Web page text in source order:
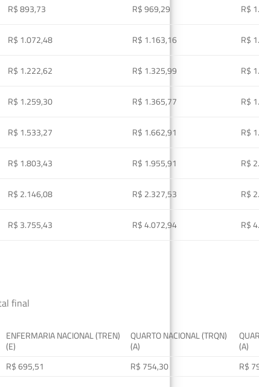
R$ 893,73 R$ 969,29
R$
R$ 1.072,48 R$ 1.163,16
R$
R$ 1.222,62 R$ 1.325,99
R$
R$ 1.259,30 R$ 1.365,77
R$
R$ 1.533,27 R$ 1.662,91
R$
R$ 1.803,43 R$ 1.955,91
R$
R$ 2.146,08 R$ 2.327,53
R$
R$ 3.755,43 R$ 4.072,94 R$
final
ENFERMARIA NACIONAL (TREN)
(E)
QUARTO NACIONAL (TRQN)
(A)
(A)
R$ 695,51 R$ 754,30
R$